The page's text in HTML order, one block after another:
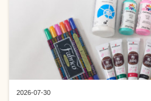
2026-07-30